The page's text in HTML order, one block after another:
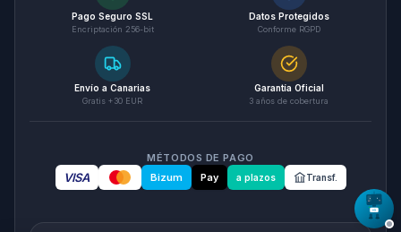
Pago Seguro SSL
Encriptación 256-bit
Datos Protegidos
Conforme RGPD
Envío a Canarias
Gratis +30 EUR
Garantía Oficial
3 años de cobertura
MÉTODOS DE PAGO
VISA Bizum Pay a plazos Transf.